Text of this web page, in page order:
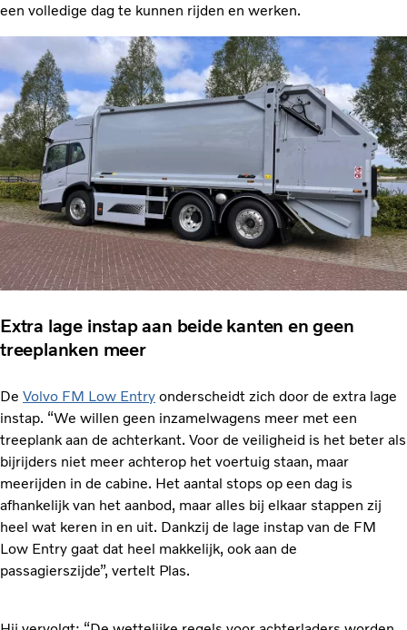
een volledige dag te kunnen rijden en werken.
Extra lage instap aan beide kanten en geen
treeplanken meer
De Volvo FM Low Entry onderscheidt zich door de extra lage
instap. “We willen geen inzamelwagens meer met een
treeplank aan de achterkant. Voor de veiligheid is het beter als
bijrijders niet meer achterop het voertuig staan, maar
meerijden in de cabine. Het aantal stops op een dag is
afhankelijk van het aanbod, maar alles bij elkaar stappen zij
heel wat keren in en uit. Dankzij de lage instap van de FM
Low Entry gaat dat heel makkelijk, ook aan de
passagierszijde”, vertelt Plas.